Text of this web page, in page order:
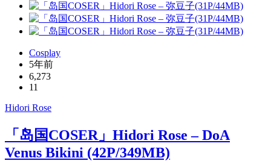
Cosplay
5年前
6,273
11
Hidori Rose
「岛国COSER」Hidori Rose – DoA
Venus Bikini (42P/349MB)